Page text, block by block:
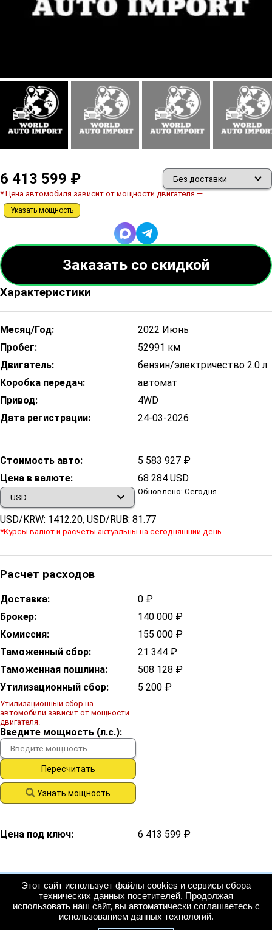
6 413 599 ₽
* Цена автомобиля зависит от мощности двигателя —
Указать мощность
Заказать со скидкой
Характеристики
Месяц/Год:
2022 Июнь
Пробег:
52991 км
Двигатель:
бензин/электричество 2.0 л
Коробка передач:
автомат
Привод:
4WD
Дата регистрации:
24-03-2026
Стоимость авто:
5 583 927 ₽
Цена в валюте:
68 284 USD
Обновлено: Сегодня
USD/KRW: 1412.20, USD/RUB: 81.77
*Курсы валют и расчёты актуальны на сегодняшний день
Расчет расходов
Доставка:
0 ₽
Брокер:
140 000 ₽
Комиссия:
155 000 ₽
Таможенный сбор:
21 344 ₽
Таможенная пошлина:
508 128 ₽
Утилизационный сбор:
5 200 ₽
Утилизационный сбор на
автомобили зависит от мощности
двигателя.
Введите мощность (л.с.):
Пересчитать
Узнать мощность
Цена под ключ: 6 413 599 ₽
Расчёты на сайте приблизительные и носят информационный характер. За
точным расчётом обращайтесь к менеджеру.
Мы предлагаем большой выбор легковых автомобилей в отличном
Этот сайт использует файлы cookies и сервисы сбора
технических данных посетителей. Продолжая
использовать наш сайт, вы автоматически соглашаетесь с
использованием данных технологий.